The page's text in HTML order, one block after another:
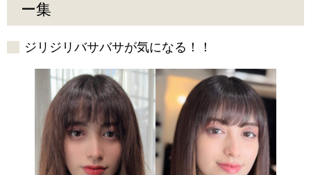
ー集
ジリジリバサバサが気になる！！